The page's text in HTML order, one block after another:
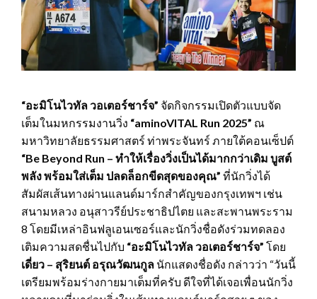
“อะมิโนไวทัล วอเตอร์ชาร์จ” จัดกิจกรรมเปิดตัวแบบจัด
เต็มในมหกรรมงานวิ่ง “aminoVITAL Run 2025” ณ
มหาวิทยาลัยธรรมศาสตร์ ท่าพระจันทร์ ภายใต้คอนเซ็ปต์
“Be Beyond Run – ทำให้เรื่องวิ่งเป็นได้มากกว่าเดิม บูสต์
พลัง พร้อมใส่เต็ม ปลดล็อกขีดสุดของคุณ” ที่นักวิ่งได้
สัมผัสเส้นทางผ่านแลนด์มาร์กสำคัญของกรุงเทพฯ เช่น
สนามหลวง อนุสาวรีย์ประชาธิปไตย และสะพานพระราม
8 โดยมีเหล่าอินฟลูเอนเซอร์และนักวิ่งชื่อดังร่วมทดลอง
เติมความสดชื่นไปกับ “อะมิโนไวทัล วอเตอร์ชาร์จ” โดย
เดี่ยว – สุริยนต์ อรุณวัฒนกูล นักแสดงชื่อดัง กล่าวว่า “วันนี้
เตรียมพร้อมร่างกายมาเต็มที่ครับ ดีใจที่ได้เจอเพื่อนนักวิ่ง